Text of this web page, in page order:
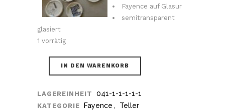
Fayence auf Glasur
semitransparent
glasiert
1 vorrätig
IN DEN WARENKORB
LAGEREINHEIT 041-1-1-1-1-1
KATEGORIE Fayence , Teller